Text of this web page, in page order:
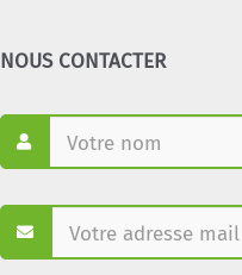
NOUS CONTACTER